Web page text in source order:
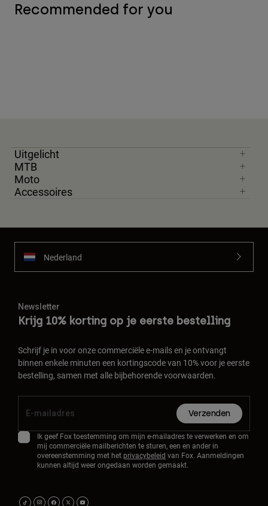
Recommended for you
Uitgelicht
MTB
Moto
Accessoires
Nederland
Newsletter
Krijg 10% korting op je eerste bestelling
Schrijf je in voor onze commerciële e-mails en je ontvangt
binnen enkele minuten een kortingscode van 10% voor je eerste
bestelling, samen met alle bijbehorende voorwaarden.
Verzenden
Ik geef Fox toestemming om mijn e-mailadres te verwerken en om
mij commerciële mailberichten te sturen, een en ander in
overeenstemming met het privacybeleid van Fox. Aanmeldingen
kunnen altijd weer ongedaan worden gemaakt.